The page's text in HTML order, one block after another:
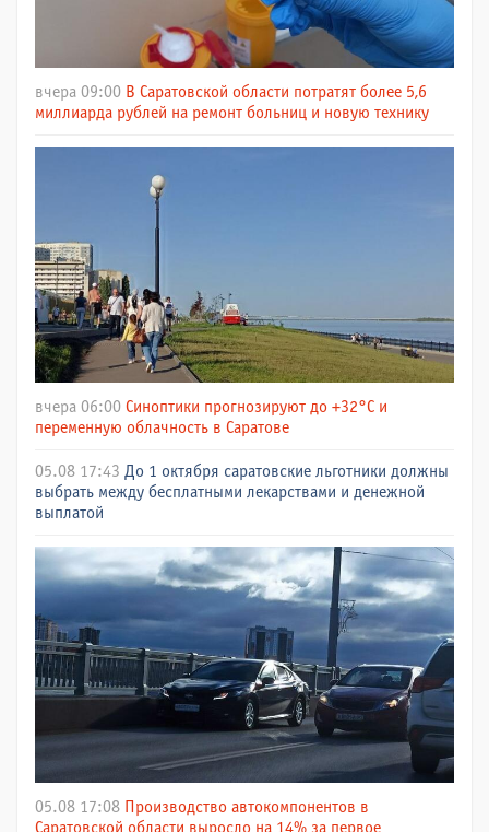
вчера 09:00 В Саратовской области потратят более 5,6
миллиарда рублей на ремонт больниц и новую технику
вчера 06:00 Синоптики прогнозируют до +32°C и
переменную облачность в Саратове
05.08 17:43 До 1 октября саратовские льготники должны
выбрать между бесплатными лекарствами и денежной
выплатой
05.08 17:08 Производство автокомпонентов в
Саратовской области выросло на 14% за первое